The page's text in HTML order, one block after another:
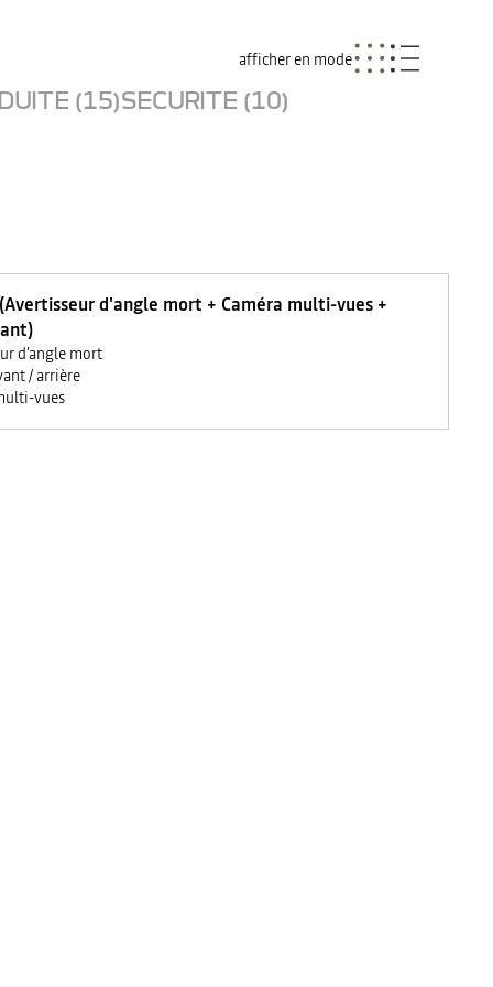
afficher en mode
(15)SECURITE (10)
d'angle mort + Caméra multi-vues +
d'angle mort
/ arrière
vues